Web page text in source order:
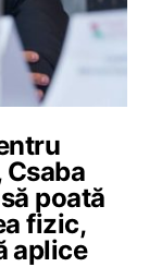
poată
fizic,
aplice